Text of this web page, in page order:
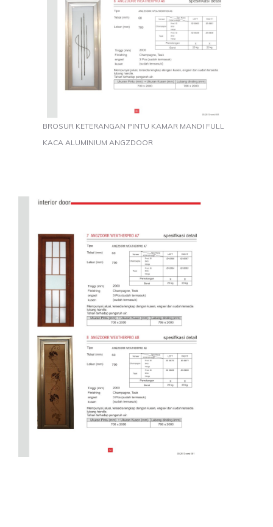
BROSUR KETERANGAN PINTU KAMAR MANDI FULL
KACA ALUMINIUM ANGZDOOR